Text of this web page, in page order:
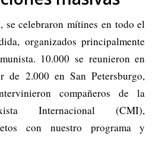
se celebraron mítines en todo el
organizados principalmente
10.000 se reunieron en
de 2.000 en San Petersburgo,
compañeros de la
Internacional (CMI),
con nuestro programa y